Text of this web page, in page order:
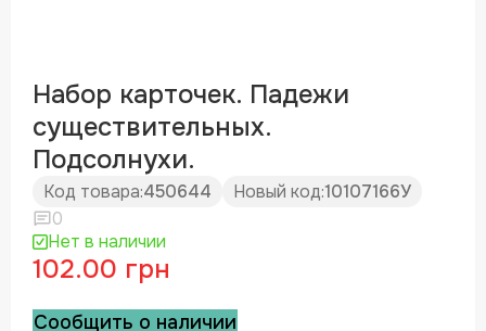
Набор карточек. Падежи
существительных.
Подсолнухи.
Код товара:450644 Новый код:10107166У
0
Нет в наличии
102.00 грн
Сообщить о наличии